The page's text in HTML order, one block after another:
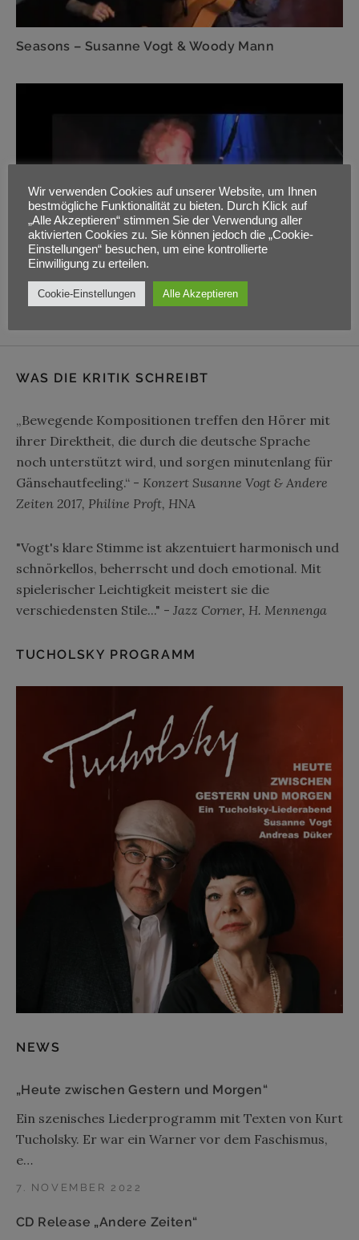
Seasons – Susanne Vogt & Woody Mann
Edith and the Kingpin – S. Vogt Band
WAS DIE KRITIK SCHREIBT
„Bewegende Kompositionen treffen den Hörer mit
ihrer Direktheit, die durch die deutsche Sprache
noch unterstützt wird, und sorgen minutenlang für
Gänsehautfeeling.“ - Konzert Susanne Vogt & Andere
Zeiten 2017, Philine Proft, HNA
"Vogt's klare Stimme ist akzentuiert harmonisch und
schnörkellos, beherrscht und doch emotional. Mit
spielerischer Leichtigkeit meistert sie die
verschiedensten Stile..." - Jazz Corner, H. Mennenga
TUCHOLSKY PROGRAMM
NEWS
„Heute zwischen Gestern und Morgen“
7. NOVEMBER 2022
Ein szenisches Liederprogramm mit Texten von Kurt
Tucholsky. Er war ein Warner vor dem Faschismus,
e…
CD Release „Andere Zeiten“
Wir verwenden Cookies auf unserer Website, um Ihnen
bestmögliche Funktionalität zu bieten. Durch Klick auf
„Alle Akzeptieren“ stimmen Sie der Verwendung aller
aktivierten Cookies zu. Sie können jedoch die „Cookie-
Einstellungen“ besuchen, um eine kontrollierte
Einwilligung zu erteilen.
Cookie-Einstellungen Alle Akzeptieren